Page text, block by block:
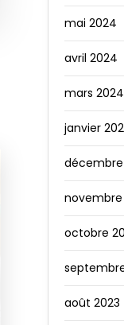
mai 2024
avril 2024
mars 2024
janvier
décembre
novembre
octobre
août 2023